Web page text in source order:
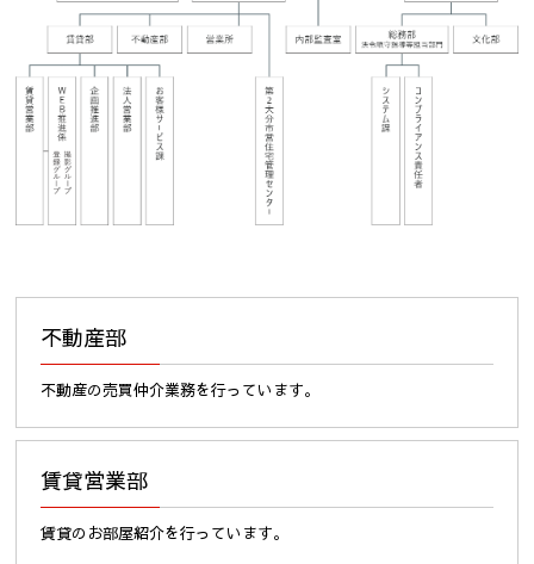
不動産部
不動産の売買仲介業務を行っています。
賃貸営業部
賃貸のお部屋紹介を行っています。